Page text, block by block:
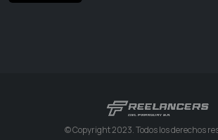
© Copyright 2023. Todos los derechos